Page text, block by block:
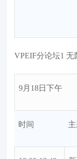
VPEIF分论坛1 无
9月18日下午
时间